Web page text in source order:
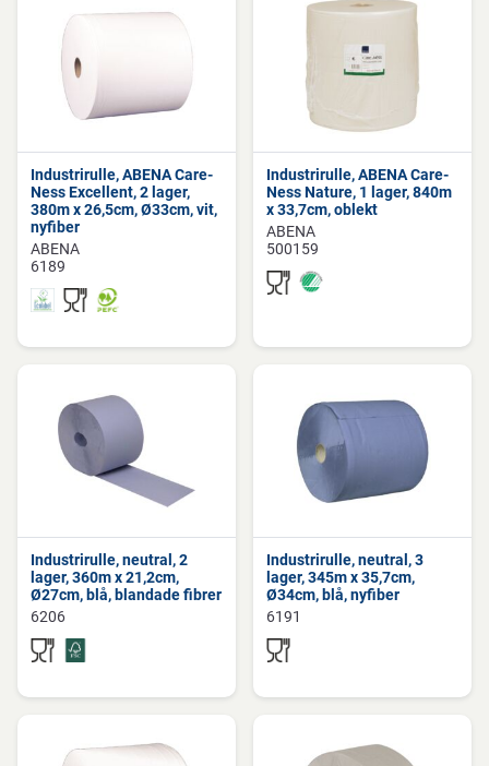
Industrirulle, ABENA Care-
Ness Excellent, 2 lager,
380m x 26,5cm, Ø33cm, vit,
nyfiber
ABENA
6189
Industrirulle, ABENA Care-
Ness Nature, 1 lager, 840m
x 33,7cm, oblekt
ABENA
500159
Industrirulle, neutral, 2
lager, 360m x 21,2cm,
Ø27cm, blå, blandade fibrer
6206
Industrirulle, neutral, 3
lager, 345m x 35,7cm,
Ø34cm, blå, nyfiber
6191